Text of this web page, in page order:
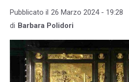
Pubblicato il 26 Marzo 2024 - 19:28
di Barbara Polidori